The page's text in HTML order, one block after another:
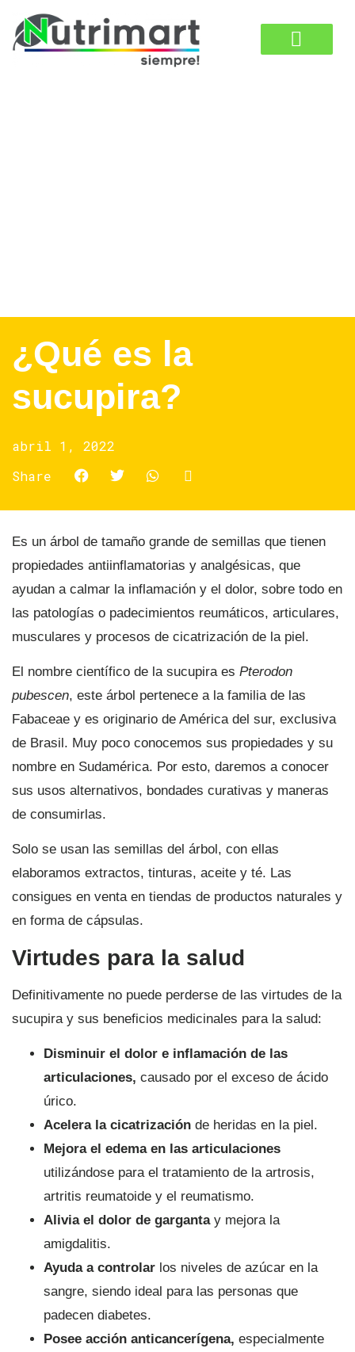
¿Qué es la
sucupira?
abril 1, 2022
Share
Es un árbol de tamaño grande de semillas que tienen
propiedades antiinflamatorias y analgésicas, que
ayudan a calmar la inflamación y el dolor, sobre todo en
las patologías o padecimientos reumáticos, articulares,
musculares y procesos de cicatrización de la piel.
El nombre científico de la sucupira es Pterodon
pubescen, este árbol pertenece a la familia de las
Fabaceae y es originario de América del sur, exclusiva
de Brasil. Muy poco conocemos sus propiedades y su
nombre en Sudamérica. Por esto, daremos a conocer
sus usos alternativos, bondades curativas y maneras
de consumirlas.
Solo se usan las semillas del árbol, con ellas
elaboramos extractos, tinturas, aceite y té. Las
consigues en venta en tiendas de productos naturales y
en forma de cápsulas.
Virtudes para la salud
Definitivamente no puede perderse de las virtudes de la
sucupira y sus beneficios medicinales para la salud:
Disminuir el dolor e inflamación de las
articulaciones, causado por el exceso de ácido
úrico.
Acelera la cicatrización de heridas en la piel.
Mejora el edema en las articulaciones
utilizándose para el tratamiento de la artrosis,
artritis reumatoide y el reumatismo.
Alivia el dolor de gargantay mejora la
amigdalitis.
Ayuda a controlar los niveles de azúcar en la
sangre, siendo ideal para las personas que
padecen diabetes.
Posee acción anticancerígena, especialmente